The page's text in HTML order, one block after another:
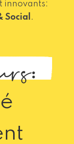
innovants:
Social .